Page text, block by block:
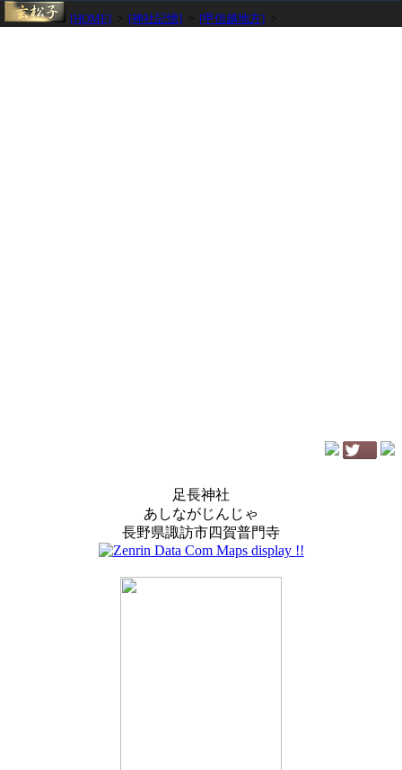
[HOME] [神社記憶] [甲信越地方]
足長神社
あしながじんじゃ
長野県諏訪市四賀普門寺